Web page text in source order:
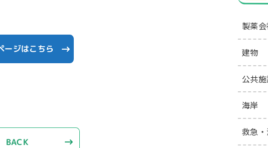
ージはこちら
BACK
製薬
建物
公共
海岸
救急